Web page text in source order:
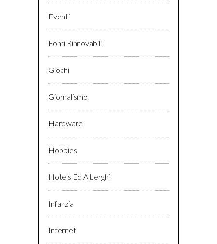
Eventi
Fonti Rinnovabili
Giochi
Giornalismo
Hardware
Hobbies
Hotels Ed Alberghi
Infanzia
Internet